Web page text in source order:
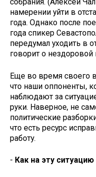
намерении уйти в
года. Однако после
года спикер
передумал уходить в
говорит о
Еще во время своего
что наши оппоненты,
наблюдают за
руки. Наверное, не
политические
что есть ресурс
работу.
- Как на эту